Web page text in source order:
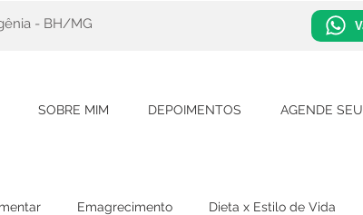
- BH/MG
SOBRE MIM DEPOIMENTOS AGENDE
Emagrecimento Dieta x Estilo de Vida